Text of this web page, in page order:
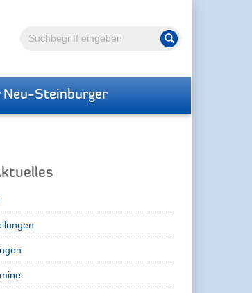
Volltextsuche Suche starten
Neu-Steinburger